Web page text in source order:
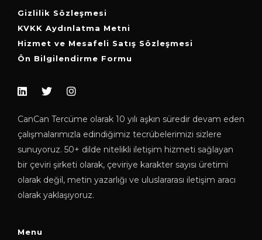
Gizlilik Sözleşmesi
KVKK Aydınlatma Metni
Hizmet ve Mesafeli Satış Sözleşmesi
Ön Bilgilendirme Formu
CanCan Tercüme olarak 10 yılı aşkın süredir devam eden
çalışmalarımızla edindiğimiz tecrübelerimizi sizlere
sunuyoruz. 50+ dilde nitelikli iletişim hizmeti sağlayan
bir çeviri şirketi olarak, çeviriye karakter sayısı üretimi
olarak değil, metin yazarlığı ve uluslararası iletişim aracı
olarak yaklaşıyoruz.
Menu